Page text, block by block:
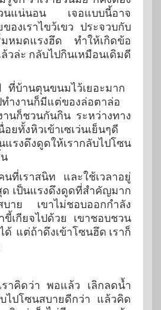
วนแน่นอน เจอแบบนี้อาจ
องเราไขว้เขว ประจวบกับ
มหมดแรงฮึด ทำให้เกิดข้อ
วล่ะ กลับไปกินเหมือนเดิมดี
ที่บ้านตุนขนมไว้เยอะมาก
ทำงานก็มีแต่ของล่อตาล่อ
นก็ชวนกันกิน ระหว่างทาง
ยทั้งหิวเข้าเซเว่นเย็นๆดี
รงดึงดูดให้เรากลับไปโซน
ที่เราสนิท และใช้เวลาอยู่
เป็นแรงดึงดูดที่สำคัญมาก
บาย เขาไม่ชอบออกกำลัง
ขี้เกียจไปด้วย เขาชอบชวน
ด้ แต่ถ้าดึงเข้าโซนฮึด เราก็
าคิดว่า พอแล้ว เลิกลดน้ำ
ไปโซนสบายดีกว่า แล้วคิด